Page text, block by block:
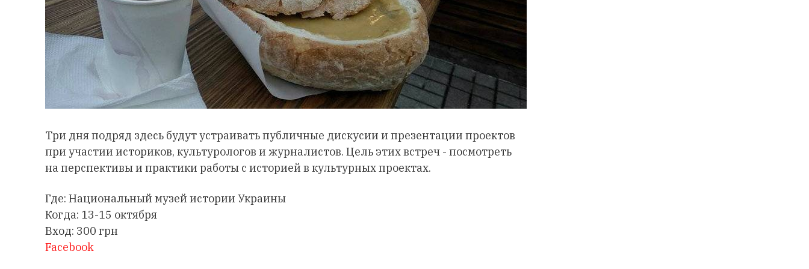
Три дня подряд здесь будут устраивать публичные дискусии и презентации проектов
при участии историков, культурологов и журналистов. Цель этих встреч - посмотреть
на перспективы и практики работы с историей в культурных проектах.
Где: Национальный музей истории Украины
Когда: 13-15 октября
Вход: 300 грн
Facebook